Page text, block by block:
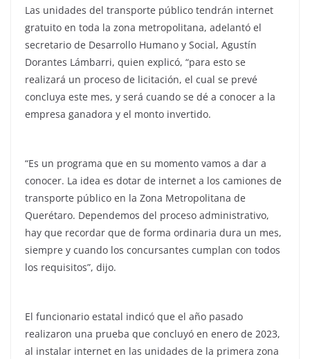
Las unidades del transporte público tendrán internet
gratuito en toda la zona metropolitana, adelantó el
secretario de Desarrollo Humano y Social, Agustín
Dorantes Lámbarri, quien explicó, “para esto se
realizará un proceso de licitación, el cual se prevé
concluya este mes, y será cuando se dé a conocer a la
empresa ganadora y el monto invertido.
“Es un programa que en su momento vamos a dar a
conocer. La idea es dotar de internet a los camiones de
transporte público en la Zona Metropolitana de
Querétaro. Dependemos del proceso administrativo,
hay que recordar que de forma ordinaria dura un mes,
siempre y cuando los concursantes cumplan con todos
los requisitos”, dijo.
El funcionario estatal indicó que el año pasado
realizaron una prueba que concluyó en enero de 2023,
al instalar internet en las unidades de la primera zona